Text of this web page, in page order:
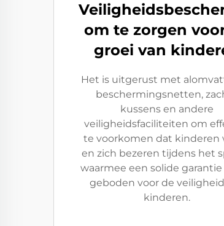
om te zorgen
groei van
Het is uitgerust met
beschermingsnetten,
kussens en andere
veiligheidsfaciliteiten om
te voorkomen dat kinderen
en zich bezeren tijdens het
waarmee een solide
geboden voor de
kinderen.